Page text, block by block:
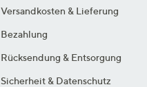
Versandkosten & Lieferung
Bezahlung
Rücksendung & Entsorgung
Sicherheit & Datenschutz